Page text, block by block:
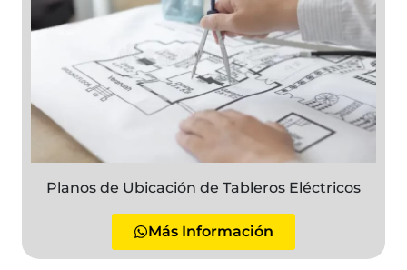
Planos de Ubicación de Tableros Eléctricos
Más Información